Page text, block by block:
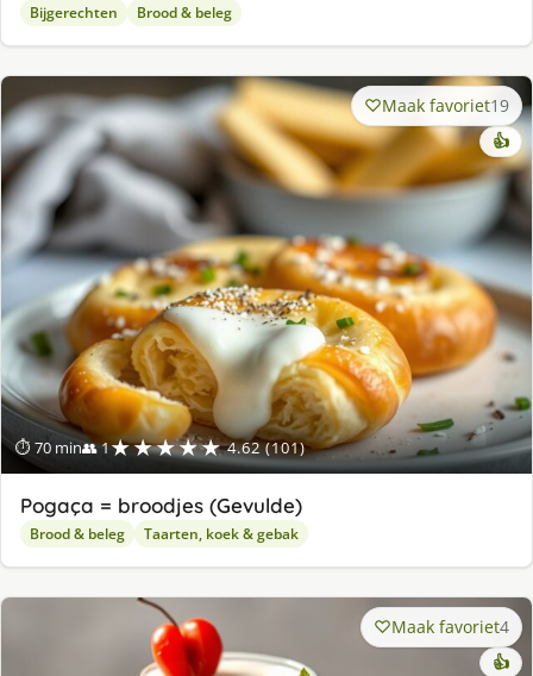
Bijgerechten Brood & beleg
⏱ 70 min👥 1★★★★★ 4.62 (101)
Maak favoriet19
👍
Pogaça = broodjes (Gevulde)
Brood & beleg Taarten, koek & gebak
Maak favoriet4
👍